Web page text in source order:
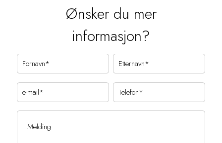
Ønsker du mer
informasjon?